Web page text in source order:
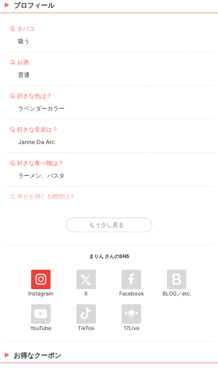
プロフィール
Q. タバコ
吸う
Q. お酒
普通
Q. 好きな色は？
ラベンダーカラー
Q. 好きな音楽は？
Janne Da Arc
Q. 好きな食べ物は？
ラーメン、パスタ
Q. 幸せを感じる瞬間は？
Q. 好きなタイプの男性は？
におい！
もう少し見る
まりん さんのSNS
Instagram X Facebook BLOG／etc.
YouTube TikTok 17Live
お得なクーポン